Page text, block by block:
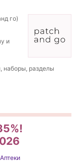
го)
и
наборы, разделы
Аптеки